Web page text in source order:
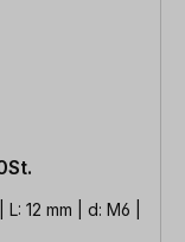
12 mm | d: M6 |